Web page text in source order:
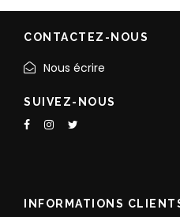
CONTACTEZ-NOUS
Nous écrire
SUIVEZ-NOUS
INFORMATIONS